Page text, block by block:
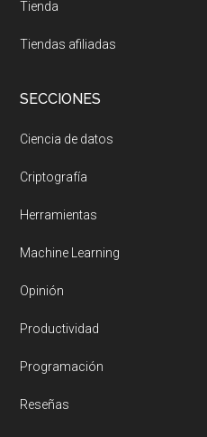
Tienda
Tiendas afiliadas
SECCIONES
Ciencia de datos
Criptografía
Herramientas
Machine Learning
Opinión
Productividad
Programación
Reseñas